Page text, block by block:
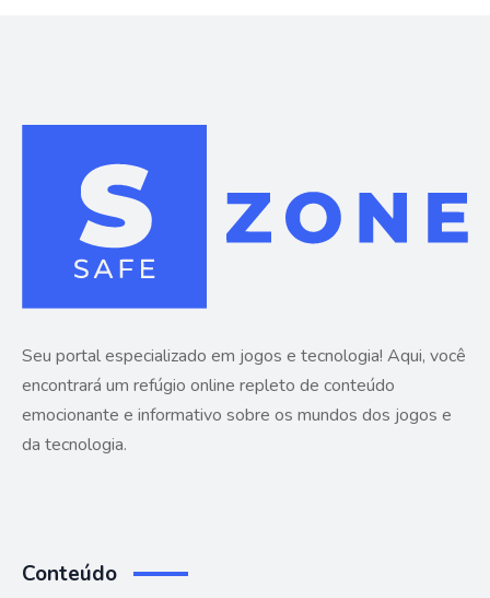
Seu portal especializado em jogos e tecnologia! Aqui, você
encontrará um refúgio online repleto de conteúdo
emocionante e informativo sobre os mundos dos jogos e
da tecnologia.
Conteúdo